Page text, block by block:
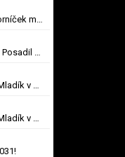
Fotbalové přestupy ONLINE: Horníček má po příchodu do Newcastlu nového trenéra
Priske se trefil a ukázal „koule“. Posadil Haraslína, Macek a Ryneš jako jackpot
Nová smlouva pro Beweneho. Mladík v Baníku Ostrava prodloužil až do léta 2031
Nová smlouva pro Beweneho. Mladík v Baníku Ostrava prodloužil až do léta 2031